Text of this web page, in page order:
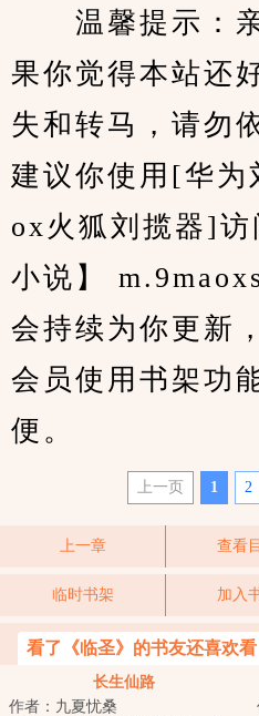
温馨提示：亲
果你觉得本站还
失和转马，请勿
建议你使用[华
ox火狐刘揽器]访
小说】
会持续为你更新
会员使用书架功
便。
上一页 1 2
上一章 查看
临时书架 加入
看了《临圣》的书友还喜欢看
长生仙路
作者：九夏忧桑